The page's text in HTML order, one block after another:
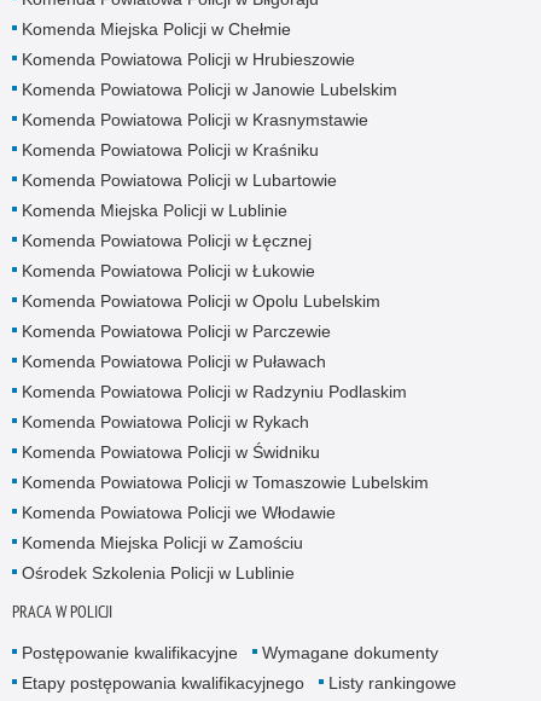
Komenda Miejska Policji w Chełmie
Komenda Powiatowa Policji w Hrubieszowie
Komenda Powiatowa Policji w Janowie Lubelskim
Komenda Powiatowa Policji w Krasnymstawie
Komenda Powiatowa Policji w Kraśniku
Komenda Powiatowa Policji w Lubartowie
Komenda Miejska Policji w Lublinie
Komenda Powiatowa Policji w Łęcznej
Komenda Powiatowa Policji w Łukowie
Komenda Powiatowa Policji w Opolu Lubelskim
Komenda Powiatowa Policji w Parczewie
Komenda Powiatowa Policji w Puławach
Komenda Powiatowa Policji w Radzyniu Podlaskim
Komenda Powiatowa Policji w Rykach
Komenda Powiatowa Policji w Świdniku
Komenda Powiatowa Policji w Tomaszowie Lubelskim
Komenda Powiatowa Policji we Włodawie
Komenda Miejska Policji w Zamościu
Ośrodek Szkolenia Policji w Lublinie
PRACA W POLICJI
Postępowanie kwalifikacyjne
Wymagane dokumenty
Etapy postępowania kwalifikacyjnego
Listy rankingowe